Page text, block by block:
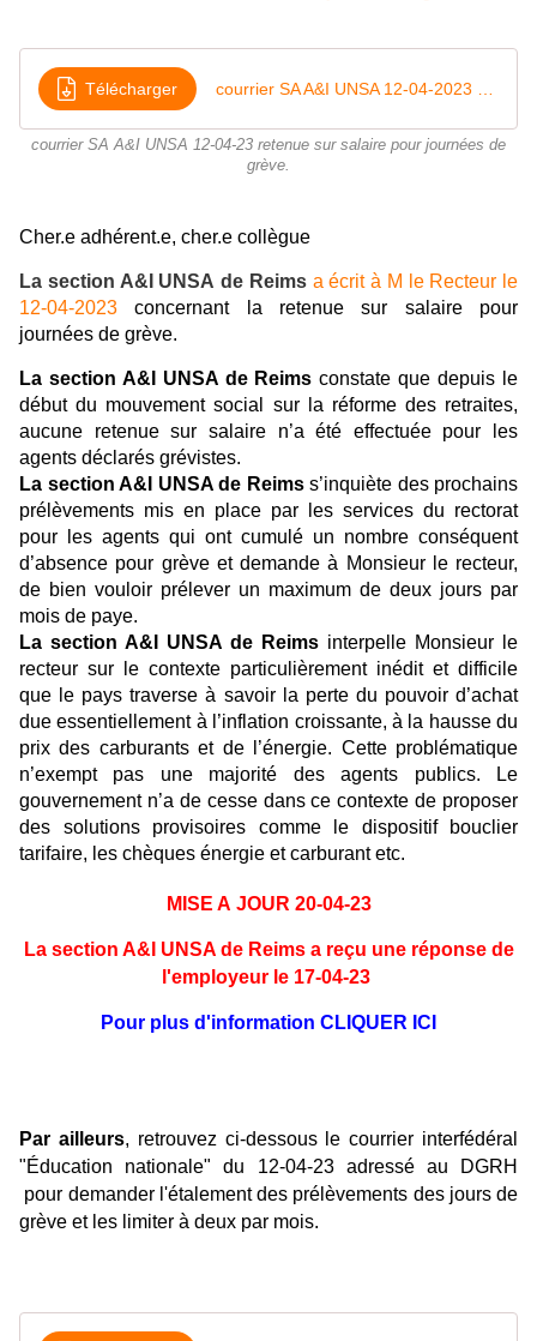
Télécharger
courrier SA A&I UNSA 12-04-23 retenue sur salaire pour journées de
grève.
Cher.e adhérent.e, cher.e collègue
La section A&I UNSA de Reims a écrit à M le Recteur le
12-04-2023 concernant la retenue sur salaire pour
journées de grève.
La section A&I UNSA de Reims constate que depuis le
début du mouvement social sur la réforme des retraites,
aucune retenue sur salaire n’a été effectuée pour les
agents déclarés grévistes.
La section A&I UNSA de Reims s’inquiète des prochains
prélèvements mis en place par les services du rectorat
pour les agents qui ont cumulé un nombre conséquent
d’absence pour grève et demande à Monsieur le recteur,
de bien vouloir prélever un maximum de deux jours par
mois de paye.
La section A&I UNSA de Reims interpelle Monsieur le
recteur sur le contexte particulièrement inédit et difficile
que le pays traverse à savoir la perte du pouvoir d’achat
due essentiellement à l’inflation croissante, à la hausse du
prix des carburants et de l’énergie. Cette problématique
n’exempt pas une majorité des agents publics. Le
gouvernement n’a de cesse dans ce contexte de proposer
des solutions provisoires comme le dispositif bouclier
tarifaire, les chèques énergie et carburant etc.
MISE A JOUR 20-04-23
La section A&I UNSA de Reims a reçu une réponse de
l'employeur le 17-04-23
Pour plus d'information CLIQUER ICI
Par ailleurs, retrouvez ci-dessous le courrier interfédéral
"Éducation nationale" du 12-04-23 adressé au DGRH
pour demander l'étalement des prélèvements des jours de
grève et les limiter à deux par mois.